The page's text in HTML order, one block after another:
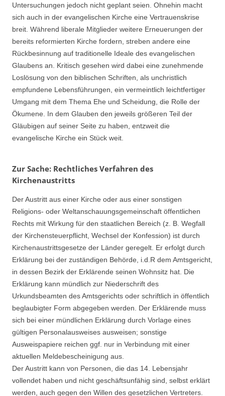
Untersuchungen jedoch nicht geplant seien. Ohnehin macht
sich auch in der evangelischen Kirche eine Vertrauenskrise
breit. Während liberale Mitglieder weitere Erneuerungen der
bereits reformierten Kirche fordern, streben andere eine
Rückbesinnung auf traditionelle Ideale des evangelischen
Glaubens an. Kritisch gesehen wird dabei eine zunehmende
Loslösung von den biblischen Schriften, als unchristlich
empfundene Lebensführungen, ein vermeintlich leichtfertiger
Umgang mit dem Thema Ehe und Scheidung, die Rolle der
Ökumene. In dem Glauben den jeweils größeren Teil der
Gläubigen auf seiner Seite zu haben, entzweit die
evangelische Kirche ein Stück weit.
Zur Sache: Rechtliches Verfahren des
Kirchenaustritts
Der Austritt aus einer Kirche oder aus einer sonstigen
Religions- oder Weltanschauungsgemeinschaft öffentlichen
Rechts mit Wirkung für den staatlichen Bereich (z. B. Wegfall
der Kirchensteuerpflicht, Wechsel der Konfession) ist durch
Kirchenaustrittsgesetze der Länder geregelt. Er erfolgt durch
Erklärung bei der zuständigen Behörde, i.d.R dem Amtsgericht,
in dessen Bezirk der Erklärende seinen Wohnsitz hat. Die
Erklärung kann mündlich zur Niederschrift des
Urkundsbeamten des Amtsgerichts oder schriftlich in öffentlich
beglaubigter Form abgegeben werden. Der Erklärende muss
sich bei einer mündlichen Erklärung durch Vorlage eines
gültigen Personalausweises ausweisen; sonstige
Ausweispapiere reichen ggf. nur in Verbindung mit einer
aktuellen Meldebescheinigung aus.
Der Austritt kann von Personen, die das 14. Lebensjahr
vollendet haben und nicht geschäftsunfähig sind, selbst erklärt
werden, auch gegen den Willen des gesetzlichen Vertreters.